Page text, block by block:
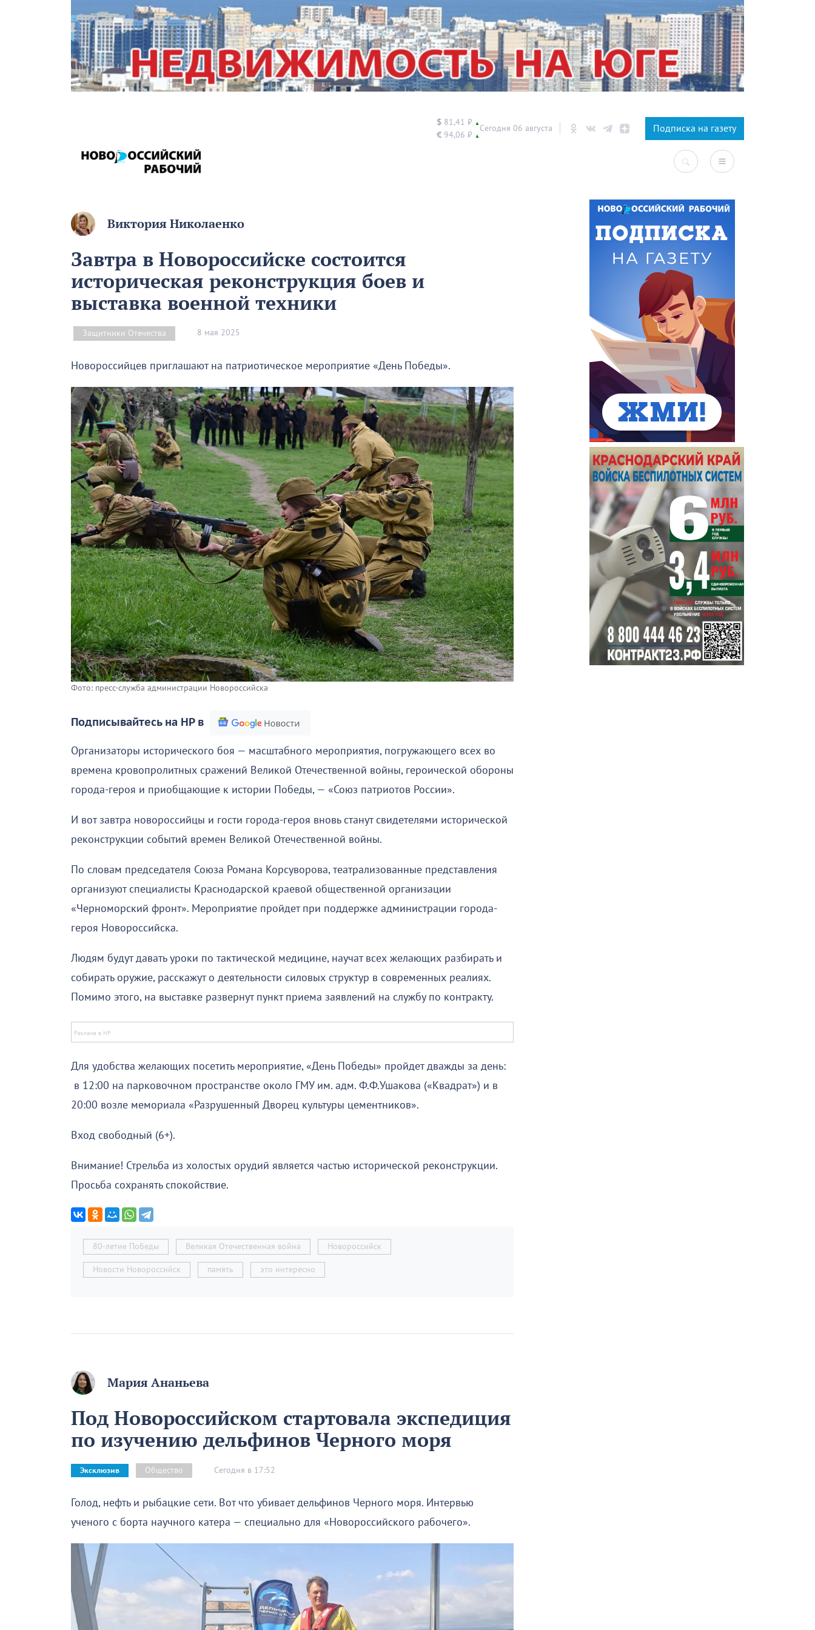
$ 81,41 ₽ ▲
€ 94,06 ₽ ▲
Сегодня 06 августа Подписка на газету
Виктория Николаенко
Завтра в Новороссийске состоится
историческая реконструкция боев и
выставка военной техники
Защитники Отечества 8 мая 2025
Новороссийцев приглашают на патриотическое мероприятие «День Победы».
Фото: пресс-служба администрации Новороссийска
Подписывайтесь на НР в
Организаторы исторического боя — масштабного мероприятия, погружающего всех во
времена кровопролитных сражений Великой Отечественной войны, героической обороны
города-героя и приобщающие к истории Победы, — «Союз патриотов России».
И вот завтра новороссийцы и гости города-героя вновь станут свидетелями исторической
реконструкции событий времен Великой Отечественной войны.
По словам председателя Союза Романа Корсуворова, театрализованные представления
организуют специалисты Краснодарской краевой общественной организации
«Черноморский фронт». Мероприятие пройдет при поддержке администрации города-
героя Новороссийска.
Людям будут давать уроки по тактической медицине, научат всех желающих разбирать и
собирать оружие, расскажут о деятельности силовых структур в современных реалиях.
Помимо этого, на выставке развернут пункт приема заявлений на службу по контракту.
Для удобства желающих посетить мероприятие, «День Победы» пройдет дважды за день:
в 12:00 на парковочном пространстве около ГМУ им. адм. Ф.Ф.Ушакова («Квадрат») и в
20:00 возле мемориала «Разрушенный Дворец культуры цементников».
Вход свободный (6+).
Внимание! Стрельба из холостых орудий является частью исторической реконструкции.
Просьба сохранять спокойствие.
80-летие Победы Великая Отечественная война Новороссийск
Новости Новороссийск память это интересно
Мария Ананьева
Под Новороссийском стартовала экспедиция
по изучению дельфинов Черного моря
Эксклюзив Общество Сегодня в 17:52
Голод, нефть и рыбацкие сети. Вот что убивает дельфинов Черного моря. Интервью
ученого с борта научного катера — специально для «Новороссийского рабочего».